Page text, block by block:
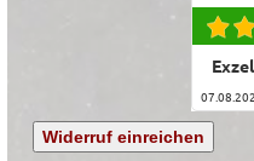
Widerruf einreichen